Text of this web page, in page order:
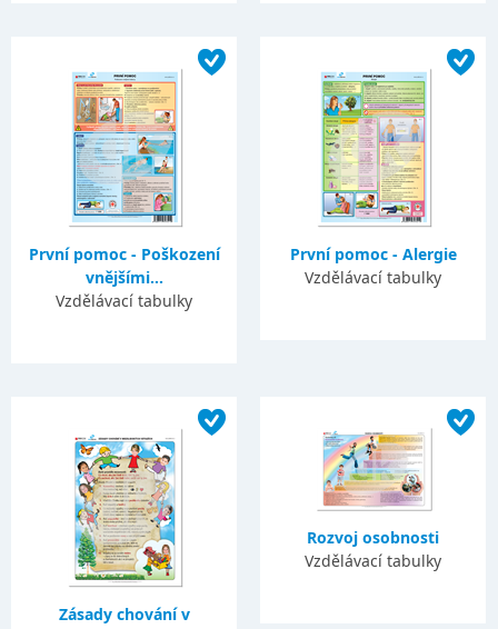
První pomoc - Poškození
vnějšími...
Vzdělávací tabulky
První pomoc - Alergie
Vzdělávací tabulky
Zásady chování v
Rozvoj osobnosti
Vzdělávací tabulky